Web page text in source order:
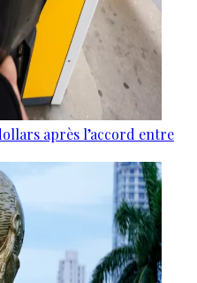
après l’accord entre